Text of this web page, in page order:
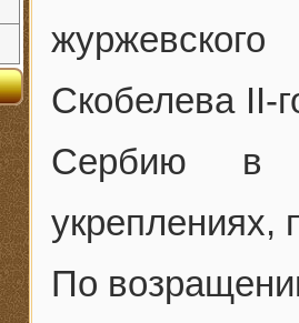
Скобелева II-
Сербию в
укреплениях,
По